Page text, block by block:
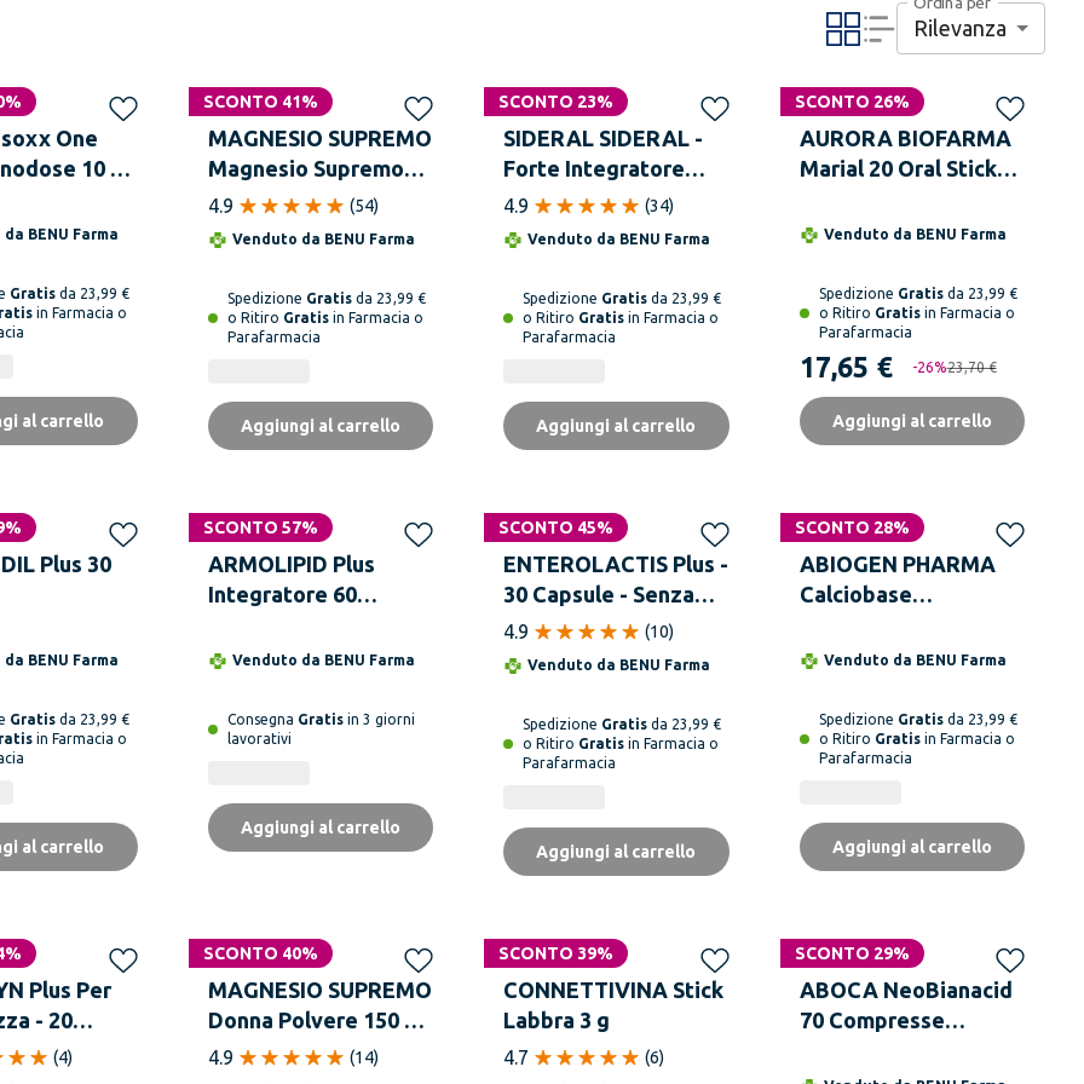
Rilevanza
One
10 ml
da BENU Farma
Gratis da 23,99 €
in Farmacia o
al carrello
SCONTO 41%
MAGNESIO SUPREMO
Magnesio Supremo
Polvere 300g
4.9 (54)
Venduto da BENU Farma
Spedizione Gratisda 23,99 €
o Ritiro Gratisin Farmacia o
Parafarmacia
Aggiungi al carrello
SCONTO 23%
SIDERAL SIDERAL -
Forte Integratore
Alimentare 20
Capsule
4.9 (34)
Venduto da BENU Farma
Spedizione Gratis da 23,99 €
o Ritiro Gratis in Farmacia o
Parafarmacia
Aggiungi al carrello
SCONTO 26%
AURORA BIOFARMA
Marial 20 Oral Stick
Venduto da BENU Farma
Spedizione Gratisda 23,99 €
o Ritiro Gratisin Farmacia o
Parafarmacia
17,65 € -26%23,70 €
Aggiungi al carrello
Plus 30
da BENU Farma
Gratis da 23,99 €
in Farmacia o
al carrello
SCONTO 57%
ARMOLIPID Plus
Integratore 60
Venduto da BENU Farma
Consegna Gratisin 3 giorni
lavorativi
Aggiungi al carrello
SCONTO 45%
ENTEROLACTIS Plus -
30 Capsule - Senza
Glutine
4.9 (10)
Venduto da BENU Farma
Spedizione Gratis da 23,99 €
o Ritiro Gratis in Farmacia o
Parafarmacia
Aggiungi al carrello
SCONTO 28%
ABIOGEN PHARMA
Calciobase
Alimentare 30 Stick
Venduto da BENU Farma
Spedizione Gratisda 23,99 €
o Ritiro Gratisin Farmacia o
Parafarmacia
Aggiungi al carrello
Plus Per
- 20
(4)
SCONTO 40%
MAGNESIO SUPREMO
Donna Polvere 150 g -
Aroma Lampone
4.9 (14)
SCONTO 39%
CONNETTIVINA Stick
Labbra 3 g
4.7 (6)
SCONTO 29%
ABOCA NeoBianacid
70 Compresse